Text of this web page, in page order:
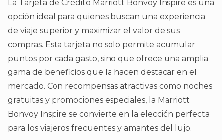
La Tarjeta de Crédito Marriott Bonvoy Inspire es una
opción ideal para quienes buscan una experiencia
de viaje superior y maximizar el valor de sus
compras. Esta tarjeta no solo permite acumular
puntos por cada gasto, sino que ofrece una amplia
gama de beneficios que la hacen destacar en el
mercado. Con recompensas atractivas como noches
gratuitas y promociones especiales, la Marriott
Bonvoy Inspire se convierte en la elección perfecta
para los viajeros frecuentes y amantes del lujo.